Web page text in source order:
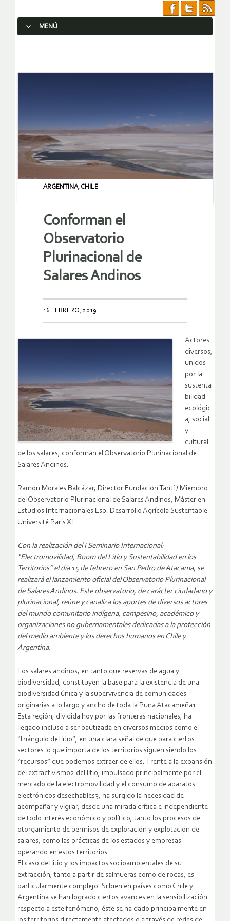
MENÚ
ARGENTINA, CHILE
Conforman el
Observatorio
Plurinacional de
Salares Andinos
16 FEBRERO, 2019
Actores
diversos,
unidos
por la
sustenta
bilidad
ecológic
a, social
y
cultural
de los salares, conforman el Observatorio Plurinacional de
Salares Andinos. —————
Ramón Morales Balcázar, Director Fundación Tantí / Miembro
del Observatorio Plurinacional de Salares Andinos, Máster en
Estudios Internacionales Esp. Desarrollo Agrícola Sustentable –
Université Paris XI
Con la realización del I Seminario Internacional:
“Electromovilidad, Boom del Litio y Sustentabilidad en los
Territorios” el día 15 de febrero en San Pedro de Atacama, se
realizará el lanzamiento oficial del Observatorio Plurinacional
de Salares Andinos. Este observatorio, de carácter ciudadano y
plurinacional, reúne y canaliza los aportes de diversos actores
del mundo comunitario indígena, campesino, académico y
organizaciones no gubernamentales dedicadas a la protección
del medio ambiente y los derechos humanos en Chile y
Argentina.
Los salares andinos, en tanto que reservas de agua y
biodiversidad, constituyen la base para la existencia de una
biodiversidad única y la supervivencia de comunidades
originarias a lo largo y ancho de toda la Puna Atacameña1.
Esta región, dividida hoy por las fronteras nacionales, ha
llegado incluso a ser bautizada en diversos medios como el
“triángulo del litio”, en una clara señal de que para ciertos
sectores lo que importa de los territorios siguen siendo los
“recursos” que podemos extraer de ellos. Frente a la expansión
del extractivismo2 del litio, impulsado principalmente por el
mercado de la electromovilidad y el consumo de aparatos
electrónicos desechables3, ha surgido la necesidad de
acompañar y vigilar, desde una mirada crítica e independiente
de todo interés económico y político, tanto los procesos de
otorgamiento de permisos de exploración y explotación de
salares, como las prácticas de los estados y empresas
operando en estos territorios.
El caso del litio y los impactos socioambientales de su
extracción, tanto a partir de salmueras como de rocas, es
particularmente complejo. Si bien en países como Chile y
Argentina se han logrado ciertos avances en la sensibilización
respecto a este fenómeno, éste se ha dado principalmente en